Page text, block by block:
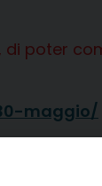
poter
maggio/